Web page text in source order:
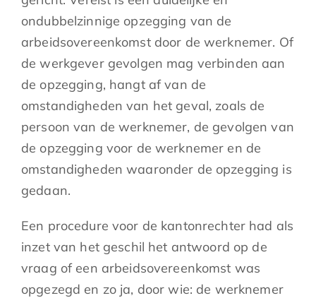
ondubbelzinnige opzegging van de
arbeidsovereenkomst door de werknemer. Of
de werkgever gevolgen mag verbinden aan
de opzegging, hangt af van de
omstandigheden van het geval, zoals de
persoon van de werknemer, de gevolgen van
de opzegging voor de werknemer en de
omstandigheden waaronder de opzegging is
gedaan.
Een procedure voor de kantonrechter had als
inzet van het geschil het antwoord op de
vraag of een arbeidsovereenkomst was
opgezegd en zo ja, door wie: de werknemer